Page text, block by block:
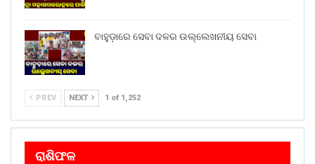
ବାହୁଡ଼ାରେ ସେବା ଦଳର ଉଲ୍ଲେଖନୀୟ ସେବା
PREV NEXT 1 of 1,252
ରାଶିଫଳ